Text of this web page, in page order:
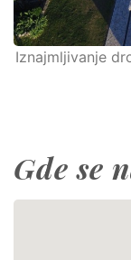
Iznajmljivanje
Gde se